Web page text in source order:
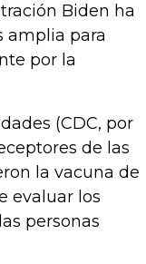
Biden ha
amplia para
por la
(CDC, por
de las
la vacuna de
evaluar los
personas